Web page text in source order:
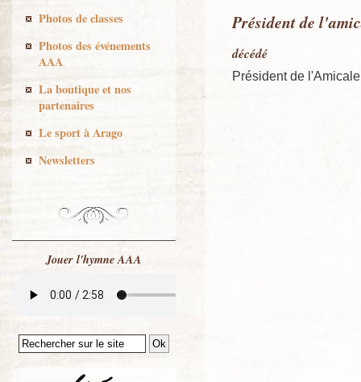
Président de
décédé
Président de
Photos de classes
Photos des événements
AAA
La boutique et nos
partenaires
Le sport à Arago
Newsletters
Jouer l'hymne AAA